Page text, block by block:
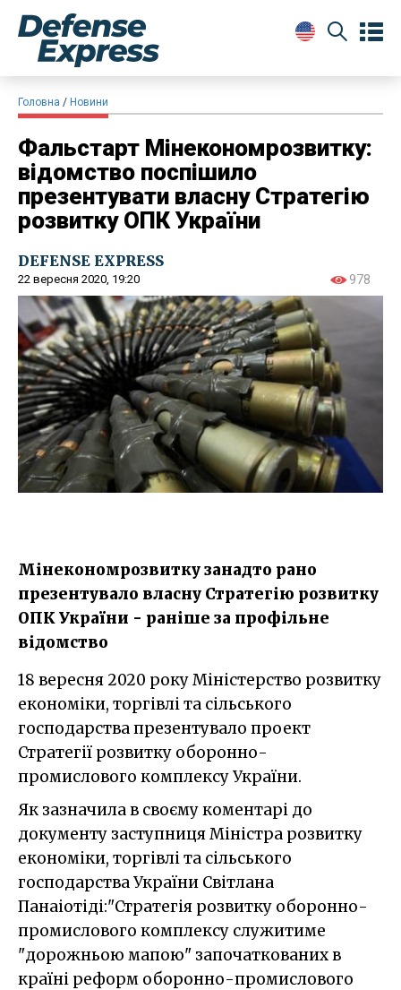
Головна Новини
Фальстарт Мінекономрозвитку:
відомство поспішило
презентувати власну Стратегію
розвитку ОПК України
DEFENSE EXPRESS
22 вересня 2020, 19:20 978
Мінекономрозвитку занадто рано
презентувало власну Стратегію розвитку
ОПК України - раніше за профільне
відомство
18 вересня 2020 року Міністерство розвитку
економіки, торгівлі та сільського
господарства презентувало проект
Стратегії розвитку оборонно-
промислового комплексу України.
Як зазначила в своєму коментарі до
документу заступниця Міністра розвитку
економіки, торгівлі та сільського
господарства України Світлана
Панаіотіді:"Стратегія розвитку оборонно-
промислового комплексу служитиме
"дорожньою мапою" започаткованих в
країні реформ оборонно-промислового